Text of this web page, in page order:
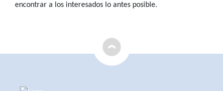
encontrar a los interesados lo antes posible.